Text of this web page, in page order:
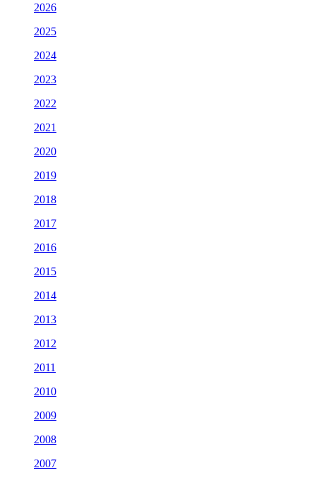
2026
2025
2024
2023
2022
2021
2020
2019
2018
2017
2016
2015
2014
2013
2012
2011
2010
2009
2008
2007